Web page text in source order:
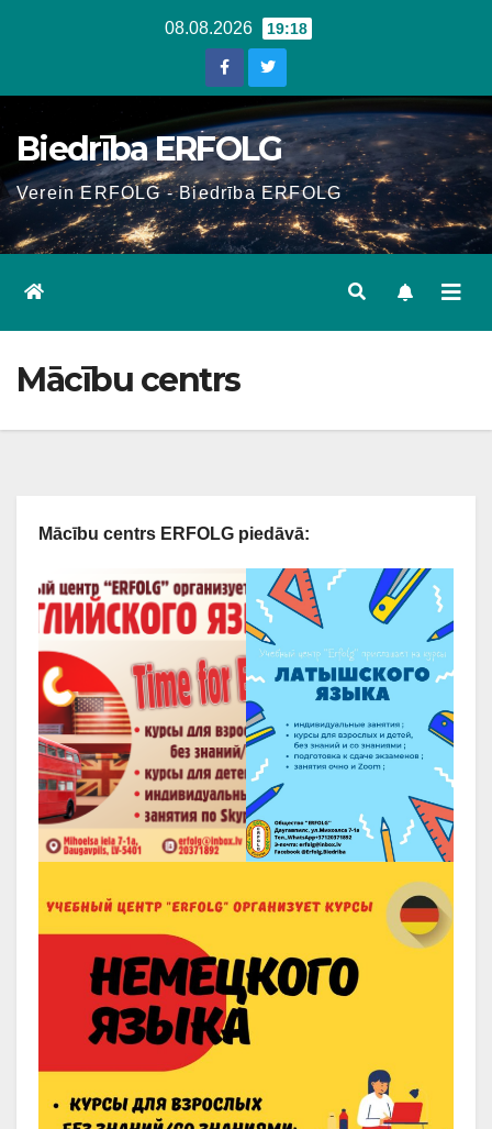
08.08.2026 19:18
Biedrība ERFOLG
Verein ERFOLG - Biedrība ERFOLG
Mācību centrs
Mācību centrs ERFOLG piedāvā: